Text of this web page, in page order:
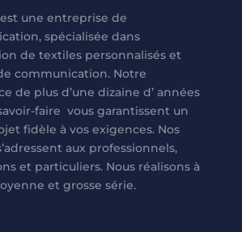
une entreprise de
spécialisée dans
de textiles personnalisés et
communication. Notre
de plus d’une dizaine d’ années
faire vous garantissent un
fidèle à vos exigences. Nos
aux professionnels,
et particuliers. Nous réalisons à
et grosse série.